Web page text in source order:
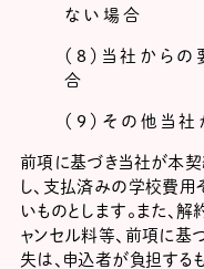
ない場合
（８）当社から
合
（９）その他当
前項に基づき当社が本
し、支払済みの学校費用
いものとします。また、
ャンセル料等、前項に基
失は、申込者が負担する